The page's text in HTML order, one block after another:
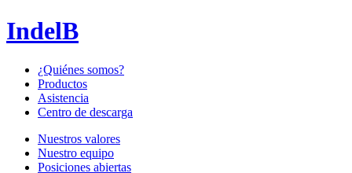
IndelB
¿Quiénes somos?
Productos
Asistencia
Centro de descarga
Nuestros valores
Nuestro equipo
Posiciones abiertas